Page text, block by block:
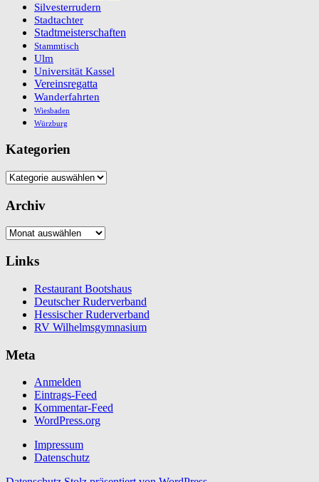
Silvesterrudern
Stadtachter
Stadtmeisterschaften
Stammtisch
Ulm
Universität Kassel
Vereinsregatta
Wanderfahrten
Wiesbaden
Würzburg
Kategorien
Kategorien
Archiv
Archiv
Links
Restaurant Bootshaus
Deutscher Ruderverband
Hessischer Ruderverband
RV Wilhelmsgymnasium
Meta
Anmelden
Eintrags-Feed
Kommentar-Feed
WordPress.org
Impressum
Datenschutz